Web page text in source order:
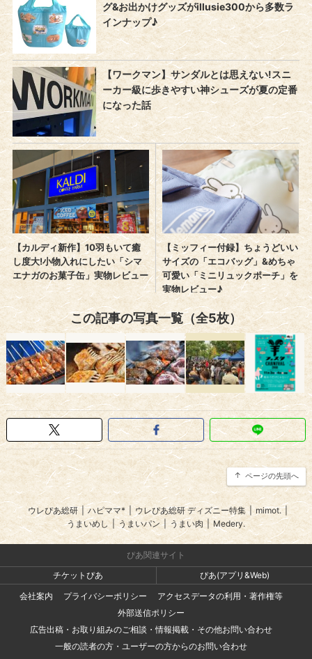
この記事の写真一覧（全5枚）
ページの先頭へ
ウレぴあ総研 | ハピママ* ウレぴあ総研 ディズニー特集 | mimot. |
うまいめし
うまいパン | うまい肉 | Medery.
ぴあ関連サイト
チケットぴあ
ぴあ(アプリ&Web)
会社案内
プライバシーポリシー
アクセスデータの利用・著作権等
外部送信ポリシー
広告出稿・お取り組みのご相談・情報掲載・その他お問い合わせ
一般の読者の方・ユーザーの方からのお問い合わせ